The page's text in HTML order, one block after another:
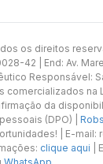
os direitos
42 | End: Av.
Responsável:
na
da
(DPO) |
| E-mail:
clique aqui |